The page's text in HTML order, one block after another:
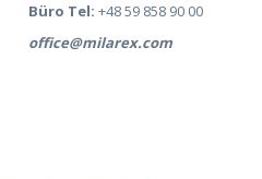
Büro Tel: +48 59 858 90 00
office@milarex.com